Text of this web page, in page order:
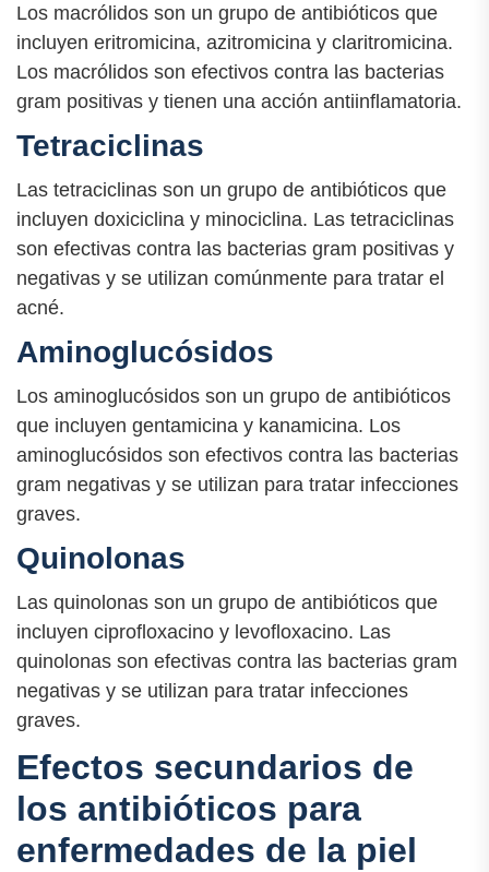
Los macrólidos son un grupo de antibióticos que
incluyen eritromicina, azitromicina y claritromicina.
Los macrólidos son efectivos contra las bacterias
gram positivas y tienen una acción antiinflamatoria.
Tetraciclinas
Las tetraciclinas son un grupo de antibióticos que
incluyen doxiciclina y minociclina. Las tetraciclinas
son efectivas contra las bacterias gram positivas y
negativas y se utilizan comúnmente para tratar el
acné.
Aminoglucósidos
Los aminoglucósidos son un grupo de antibióticos
que incluyen gentamicina y kanamicina. Los
aminoglucósidos son efectivos contra las bacterias
gram negativas y se utilizan para tratar infecciones
graves.
Quinolonas
Las quinolonas son un grupo de antibióticos que
incluyen ciprofloxacino y levofloxacino. Las
quinolonas son efectivas contra las bacterias gram
negativas y se utilizan para tratar infecciones
graves.
Efectos secundarios de
los antibióticos para
enfermedades de la piel